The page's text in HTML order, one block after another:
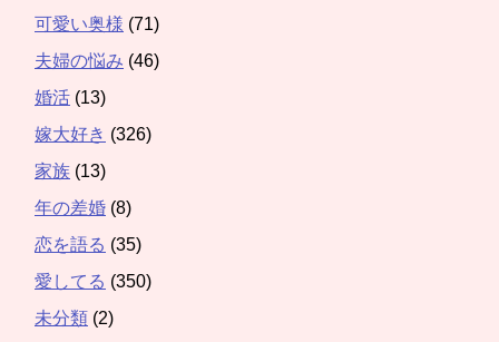
可愛い奥様 (71)
夫婦の悩み (46)
婚活 (13)
嫁大好き (326)
家族 (13)
年の差婚 (8)
恋を語る (35)
愛してる (350)
未分類 (2)